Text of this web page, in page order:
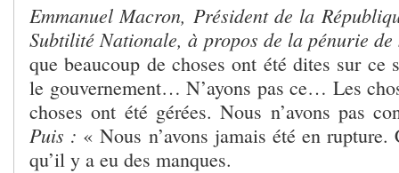
Emmanuel Macron, Président de la
Subtilité Nationale, à propos de la pénurie
que beaucoup de choses ont été dites sur ce
le gouvernement… N’ayons pas ce… Les
choses ont été gérées. Nous n’avons pas
Puis : « Nous n’avons jamais été en
qu’il y a eu des manques.